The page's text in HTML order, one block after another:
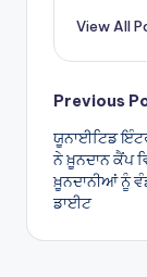
p
View All
Post
Previous
ਯੂਨਾਈਟਿਡ
ਨੇ ਖ਼ੂਨਦਾਨ ਕੈਂਪ
ਖ਼ੂਨਦਾਨੀਆਂ ਨੂੰ
ਡਾਈਟ